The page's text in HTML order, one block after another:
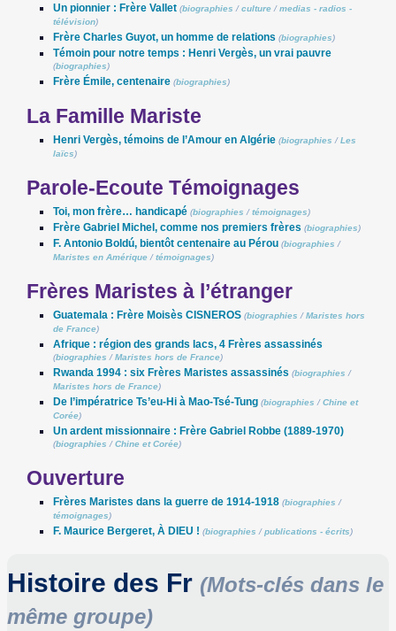
Un pionnier : Frère Vallet (biographies /culture /medias - radios -
télévision)
Frère Charles Guyot, un homme de relations (biographies)
Témoin pour notre temps : Henri Vergès, un vrai pauvre
(biographies)
Frère Émile, centenaire (biographies)
La Famille Mariste
Henri Vergès, témoins de l’Amour en Algérie (biographies /Les
laïcs)
Parole-Ecoute Témoignages
Toi, mon frère… handicapé (biographies /témoignages)
Frère Gabriel Michel, comme nos premiers frères (biographies)
F. Antonio Boldú, bientôt centenaire au Pérou (biographies /
Maristes en Amérique /témoignages)
Frères Maristes à l’étranger
Guatemala : Frère Moisès CISNEROS (biographies /Maristes hors
de France)
Afrique : région des grands lacs, 4 Frères assassinés
(biographies /Maristes hors de France)
Rwanda 1994 : six Frères Maristes assassinés (biographies /
Maristes hors de France)
De l’impératrice Ts’eu-Hi à Mao-Tsé-Tung (biographies /Chine et
Corée)
Un ardent missionnaire : Frère Gabriel Robbe (1889-1970)
(biographies /Chine et Corée)
Ouverture
Frères Maristes dans la guerre de 1914-1918 (biographies /
témoignages)
F. Maurice Bergeret, À DIEU ! (biographies /publications - écrits)
Histoire des Fr (Mots-clés dans le
même groupe)